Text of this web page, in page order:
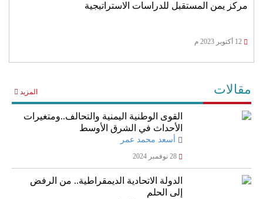
مركز يمن المستقبل للدراسات الاستراتيجية
مقالات المزيد
القوى الوطنية اليمنية والتحالف..ومتغيرات
الأحداث في الشرق الأوسط
أسعد محمد عمر
الدولة الاتحادية الديمقراطية.. من الرفض
إلى الحلم